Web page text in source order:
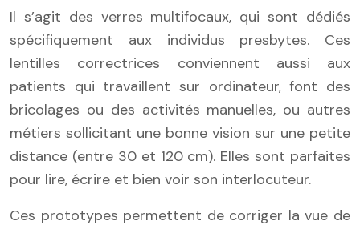
Il s’agit des verres multifocaux, qui sont dédiés
spécifiquement aux individus presbytes. Ces
lentilles correctrices conviennent aussi aux
patients qui travaillent sur ordinateur, font des
bricolages ou des activités manuelles, ou autres
métiers sollicitant une bonne vision sur une petite
distance (entre 30 et 120 cm). Elles sont parfaites
pour lire, écrire et bien voir son interlocuteur.
Ces prototypes permettent de corriger la vue de